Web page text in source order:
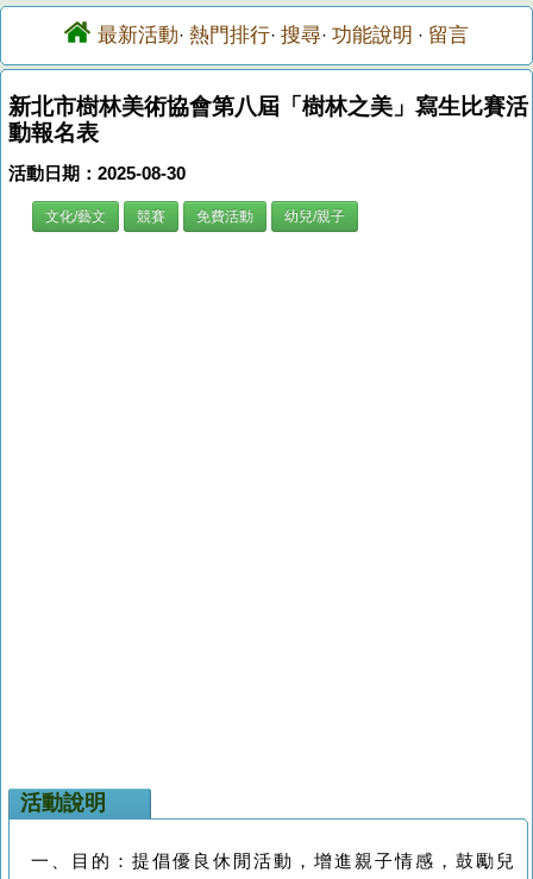
最新活動· 熱門排行· 搜尋· 功能說明 · 留言
新北市樹林美術協會第八屆「樹林之美」寫生比賽活
動報名表
活動日期：2025-08-30
文化/藝文 競賽 免費活動 幼兒/親子
活動說明
一、目的：提倡優良休閒活動，增進親子情感，鼓勵兒